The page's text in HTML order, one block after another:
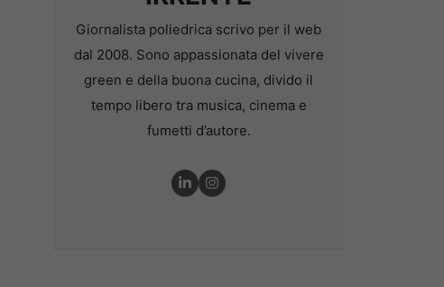
Giornalista poliedrica scrivo per il web
dal 2008. Sono appassionata del vivere
green e della buona cucina, divido il
tempo libero tra musica, cinema e
fumetti d’autore.